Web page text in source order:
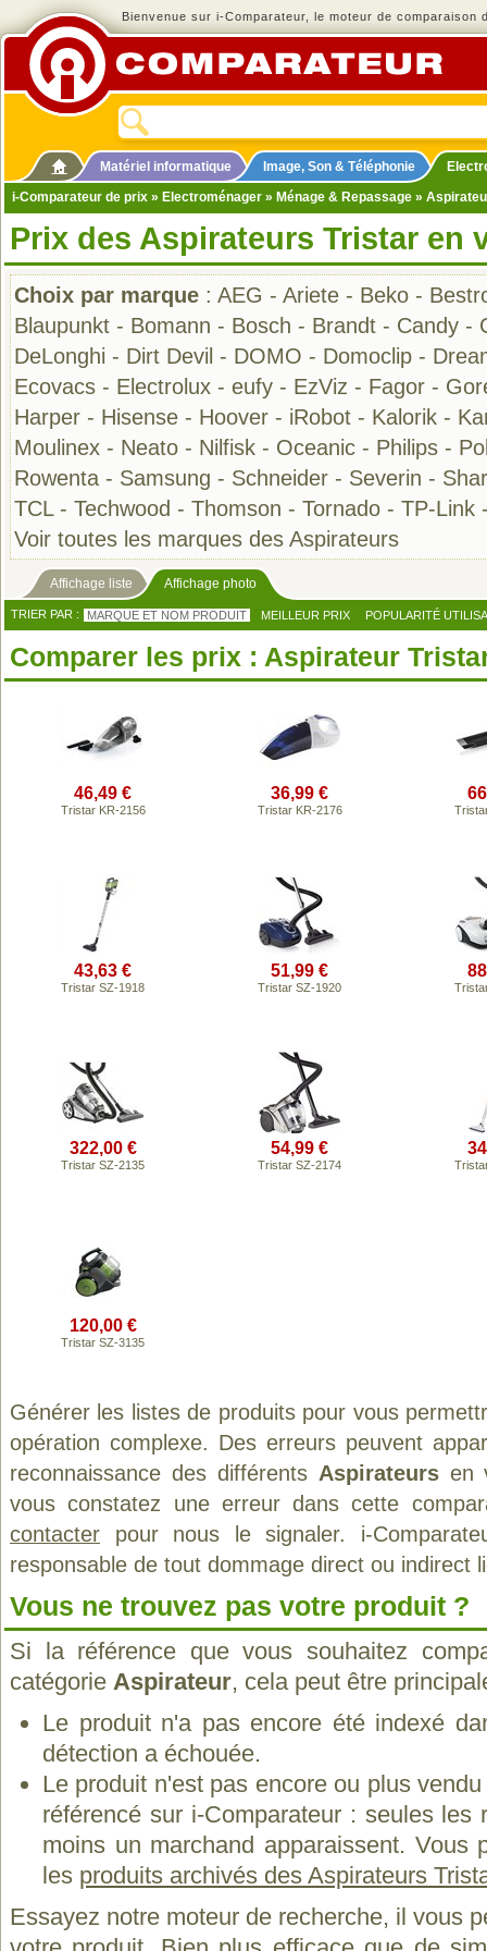
Bienvenue sur i-Comparateur, le moteur de comparaison
Matériel informatique Image, Son & Téléphonie
i-Comparateur de prix » Electroménager » Ménage & Repassage »
Prix des Aspirateurs Tristar en
Choix par marque : AEG - Ariete - Beko -
Blaupunkt - Bomann - Bosch - Brandt - Candy -
DeLonghi - Dirt Devil - DOMO - Domoclip -
Ecovacs - Electrolux - eufy - EzViz - Fagor -
Harper - Hisense - Hoover - iRobot - Kalorik -
Moulinex - Neato - Nilfisk - Oceanic - Philips -
Rowenta - Samsung - Schneider - Severin -
TCL- Techwood - Thomson - Tornado - TP-Link
Voir toutes les marques des Aspirateurs
Affichage liste Affichage photo
TRIER PAR : MARQUE ET NOM PRODUIT MEILLEUR PRIX POPULARITÉ
Comparer les prix : Aspirateur
46,49 €
Tristar KR-2156
36,99 €
Tristar KR-2176
43,63 €
Tristar SZ-1918
51,99 €
Tristar SZ-1920
322,00 €
Tristar SZ-2135
54,99 €
Tristar SZ-2174
120,00 €
Tristar SZ-3135
Générer les listes de produits pour vous
opération complexe. Des erreurs peuvent
reconnaissance des différents Aspirateursen
vous constatez une erreur dans cette
contacter pour nous le signaler. i-
responsable de tout dommage direct ou indirect
Vous ne trouvez pas votre produit ?
Si la référence que vous souhaitez
catégorie Aspirateur, cela peut être
Le produit n'a pas encore été indexé
détection a échouée.
Le produit n'est pas encore ou plus
référencé sur i-Comparateur : seules les
moins un marchand apparaissent. Vous
les produits archivés des Aspirateurs
Essayez notre moteur de recherche, il vous